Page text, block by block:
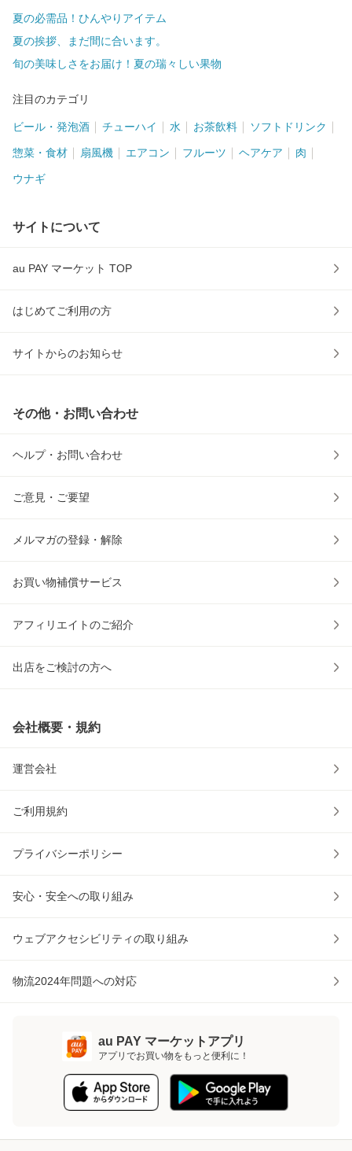
夏の必需品！ひんやりアイテム
夏の挨拶、まだ間に合います。
旬の美味しさをお届け！夏の瑞々しい果物
注目のカテゴリ
ビール・発泡酒 チューハイ 水 お茶飲料 ソフトドリンク
惣菜・食材 扇風機 エアコン フルーツ ヘアケア 肉
ウナギ
サイトについて
au PAY マーケット TOP
はじめてご利用の方
サイトからのお知らせ
その他・お問い合わせ
ヘルプ・お問い合わせ
ご意見・ご要望
メルマガの登録・解除
お買い物補償サービス
アフィリエイトのご紹介
出店をご検討の方へ
会社概要・規約
運営会社
ご利用規約
プライバシーポリシー
安心・安全への取り組み
ウェブアクセシビリティの取り組み
物流2024年問題への対応
au PAY マーケットアプリ
アプリでお買い物をもっと便利に！